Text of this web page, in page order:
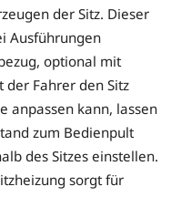
der Sitz. Dieser
Ausführungen
optional mit
der Fahrer den Sitz
anpassen kann, lassen
zum Bedienpult
des Sitzes einstellen.
sorgt für